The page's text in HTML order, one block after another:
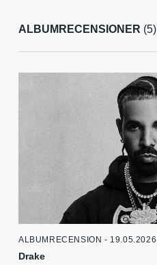
ALBUMRECENSIONER (5)
ALBUMRECENSION - 19.05.2026
Drake